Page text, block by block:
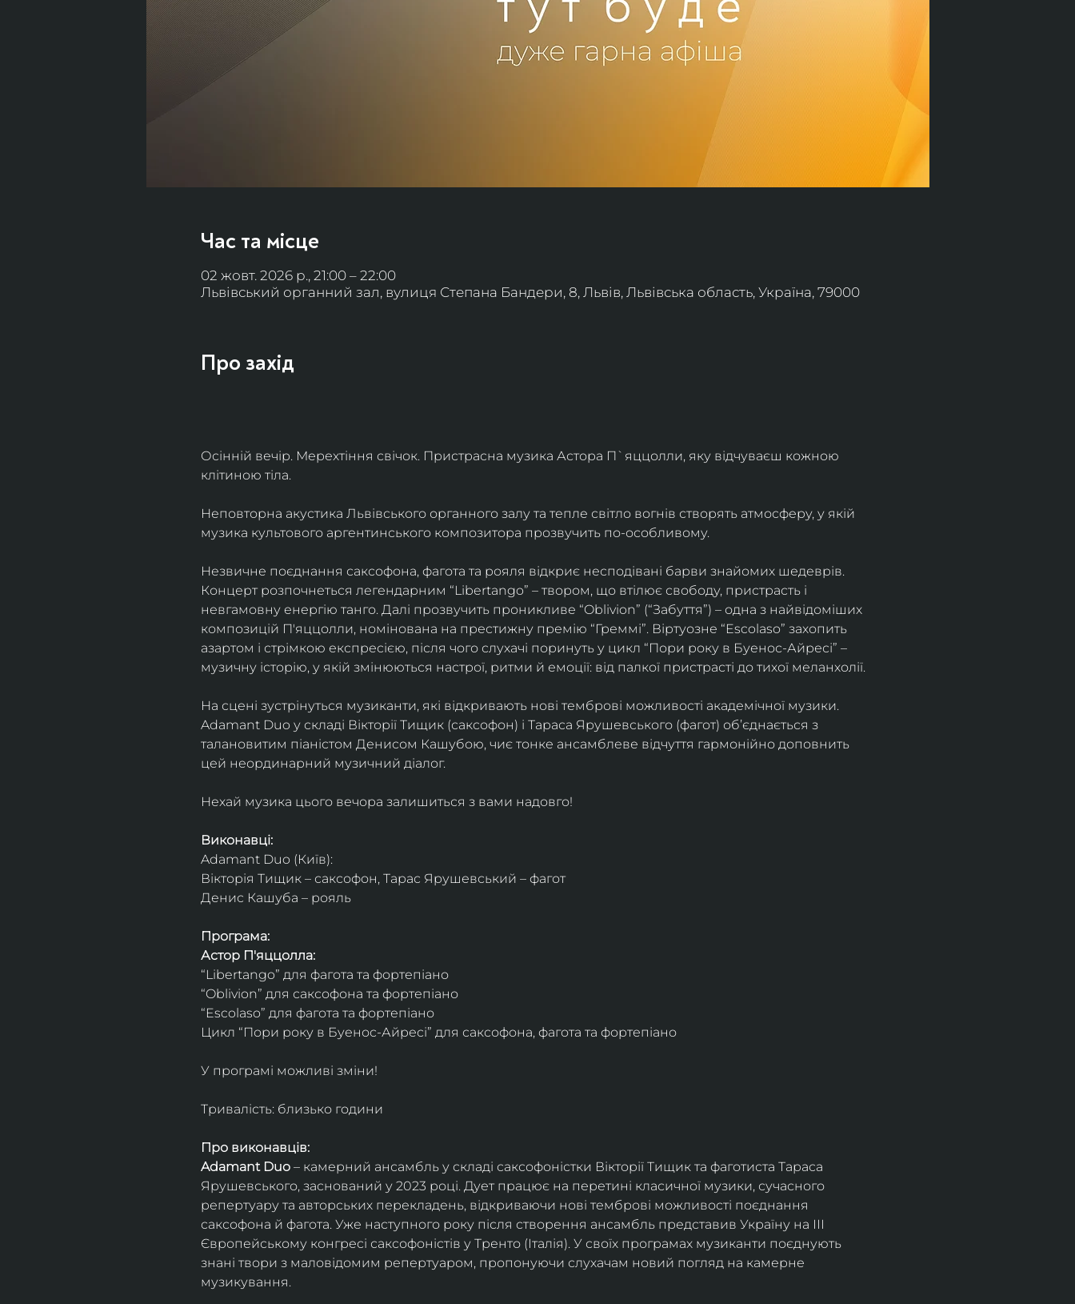
Час та місце
02 жовт. 2026 р., 21:00 – 22:00
Львівський органний зал, вулиця Степана Бандери, 8, Львів, Львівська область, Україна, 79000
Про захід
Осінній вечір. Мерехтіння свічок. Пристрасна музика Астора П`яццолли, яку відчуваєш кожною
клітиною тіла.
Неповторна акустика Львівського органного залу та тепле світло вогнів створять атмосферу, у якій
музика культового аргентинського композитора прозвучить по-особливому.
Незвичне поєднання саксофона, фагота та рояля відкриє несподівані барви знайомих шедеврів.
Концерт розпочнеться легендарним “Libertango” – твором, що втілює свободу, пристрасть і
невгамовну енергію танго. Далі прозвучить проникливе “Oblivion” (“Забуття”) – одна з найвідоміших
композицій П'яццолли, номінована на престижну премію “Греммі”. Віртуозне “Escolaso” захопить
азартом і стрімкою експресією, після чого слухачі поринуть у цикл “Пори року в Буенос-Айресі” –
музичну історію, у якій змінюються настрої, ритми й емоції: від палкої пристрасті до тихої меланхолії.
На сцені зустрінуться музиканти, які відкривають нові темброві можливості академічної музики.
Adamant Duo у складі Вікторії Тищик (саксофон) і Тараса Ярушевського (фагот) об’єднається з
талановитим піаністом Денисом Кашубою, чиє тонке ансамблеве відчуття гармонійно доповнить
цей неординарний музичний діалог.
Нехай музика цього вечора залишиться з вами надовго!
Виконавці:
Adamant Duo (Київ):
Вікторія Тищик – саксофон, Тарас Ярушевський – фагот
Денис Кашуба – рояль
Програма:
Астор П'яццолла:
“Libertango” для фагота та фортепіано
“Oblivion” для саксофона та фортепіано
“Escolaso” для фагота та фортепіано
Цикл “Пори року в Буенос-Айресі” для саксофона, фагота та фортепіано
У програмі можливі зміни!
Тривалість: близько години
Про виконавців:
Adamant Duo – камерний ансамбль у складі саксофоністки Вікторії Тищик та фаготиста Тараса
Ярушевського, заснований у 2023 році. Дует працює на перетині класичної музики, сучасного
репертуару та авторських перекладень, відкриваючи нові темброві можливості поєднання
саксофона й фагота. Уже наступного року після створення ансамбль представив Україну на ІІІ
Європейському конгресі саксофоністів у Тренто (Італія). У своїх програмах музиканти поєднують
знані твори з маловідомим репертуаром, пропонуючи слухачам новий погляд на камерне
музикування.